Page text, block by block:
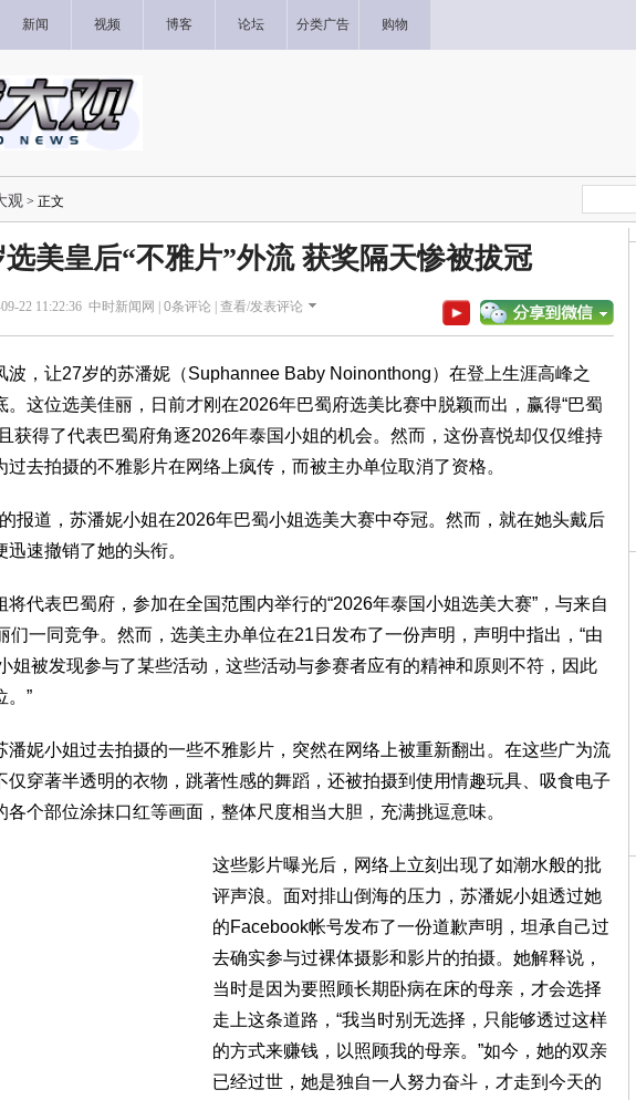
新闻 视频 博客 论坛 分类广告 购物
观 > 正文
选美皇后“不雅片”外流 获奖隔天惨被拔冠
22 11:22:36 中时新闻网 | 0条评论 | 查看/发表评论
波，让27岁的苏潘妮（Suphannee Baby Noinonthong）在登上生涯高峰之
。这位选美佳丽，日前才刚在2026年巴蜀府选美比赛中脱颖而出，赢得“巴蜀
获得了代表巴蜀府角逐2026年泰国小姐的机会。然而，这份喜悦却仅仅维持
过去拍摄的不雅影片在网络上疯传，而被主办单位取消了资格。
报道，苏潘妮小姐在2026年巴蜀小姐选美大赛中夺冠。然而，就在她头戴后
速撤销了她的头衔。
将代表巴蜀府，参加在全国范围内举行的“2026年泰国小姐选美大赛”，与来自
们一同竞争。然而，选美主办单位在21日发布了一份声明，声明中指出，“由
姐被发现参与了某些活动，这些活动与参赛者应有的精神和原则不符，因此
。”
潘妮小姐过去拍摄的一些不雅影片，突然在网络上被重新翻出。在这些广为流
仅穿著半透明的衣物，跳著性感的舞蹈，还被拍摄到使用情趣玩具、吸食电子
各个部位涂抹口红等画面，整体尺度相当大胆，充满挑逗意味。
这些影片曝光后，网络上立刻出现了如潮水般的批
评声浪。面对排山倒海的压力，苏潘妮小姐透过她
的Facebook帐号发布了一份道歉声明，坦承自己过
去确实参与过裸体摄影和影片的拍摄。她解释说，
当时是因为要照顾长期卧病在床的母亲，才会选择
走上这条道路，“我当时别无选择，只能够透过这样
的方式来赚钱，以照顾我的母亲。”如今，她的双亲
已经过世，她是独自一人努力奋斗，才走到今天的